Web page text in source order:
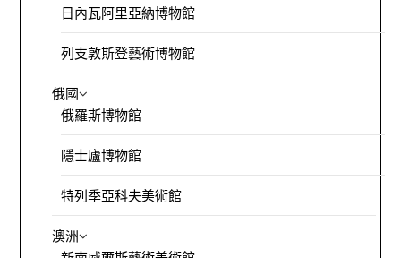
日內瓦阿里亞納博物館
列支敦斯登藝術博物館
俄國
俄羅斯博物館
隱士廬博物館
特列季亞科夫美術館
澳洲